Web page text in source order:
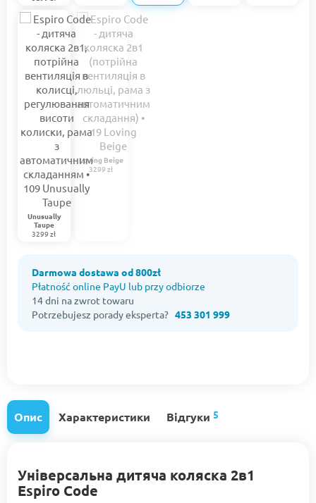
Loving Beige
3299 zł
Unusually
Taupe
3299 zł
Darmowa dostawa od 800zł
Płatność online PayU lub przy odbiorze
14 dni na zwrot towaru
Potrzebujesz porady eksperta? 453 301 999
Опис Характеристики Відгуки 5
Універсальна дитяча коляска 2в1
Espiro Code